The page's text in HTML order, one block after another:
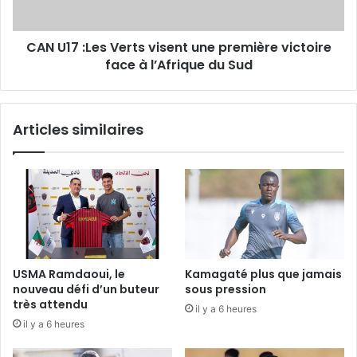
à
l’Afrique
CAN U17 :Les Verts visent une première victoire
face à l’Afrique du Sud
Articles similaires
USMA Ramdaoui, le
nouveau défi d’un buteur
très attendu
il y a 6 heures
Kamagaté plus que jamais
sous pression
il y a 6 heures